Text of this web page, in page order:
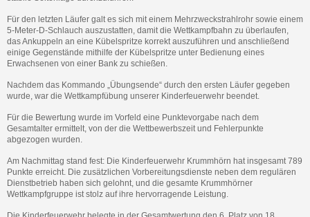
Für den letzten Läufer galt es sich mit einem Mehrzweckstrahlrohr sowie einem
5-Meter-D-Schlauch auszustatten, damit die Wettkampfbahn zu überlaufen,
das Ankuppeln an eine Kübelspritze korrekt auszuführen und anschließend
einige Gegenstände mithilfe der Kübelspritze unter Bedienung eines
Erwachsenen von einer Bank zu schießen.
Nachdem das Kommando „Übungsende“ durch den ersten Läufer gegeben
wurde, war die Wettkampfübung unserer Kinderfeuerwehr beendet.
Für die Bewertung wurde im Vorfeld eine Punktevorgabe nach dem
Gesamtalter ermittelt, von der die Wettbewerbszeit und Fehlerpunkte
abgezogen wurden.
Am Nachmittag stand fest: Die Kinderfeuerwehr Krummhörn hat insgesamt 789
Punkte erreicht. Die zusätzlichen Vorbereitungsdienste neben dem regulären
Dienstbetrieb haben sich gelohnt, und die gesamte Krummhörner
Wettkampfgruppe ist stolz auf ihre hervorragende Leistung.